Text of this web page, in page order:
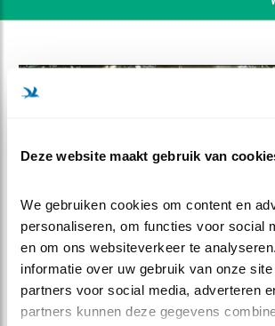
Deze website maakt gebruik van
We gebruiken cookies om content en
personaliseren, om functies voor social
en om ons websiteverkeer te
informatie over uw gebruik van onze
partners voor social media, adverteren
partners kunnen deze gegevens
DEEL DIT FILMPJE